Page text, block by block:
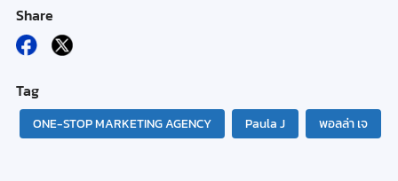
Share
Tag
ONE-STOP MARKETING AGENCY Paula J พอลล่า เจ